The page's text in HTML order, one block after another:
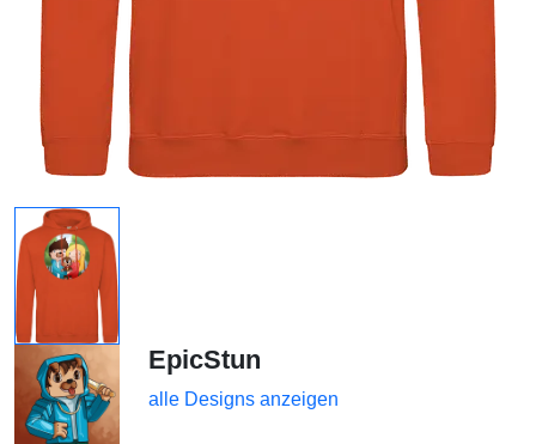
EpicStun
alle Designs anzeigen